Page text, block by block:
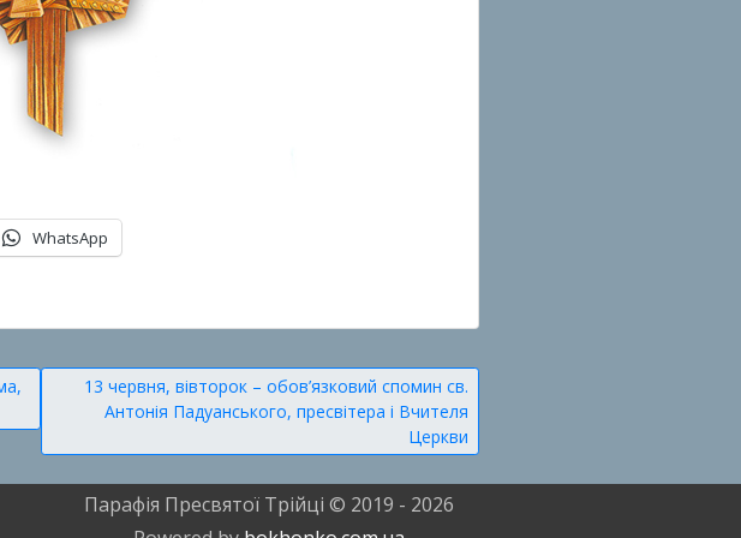
WhatsApp
13 червня, вівторок – обов’язковий спомин св.
Антонія Падуанського, пресвітера і Вчителя
Церкви
Парафія Пресвятої Трійці © 2019 - 2026